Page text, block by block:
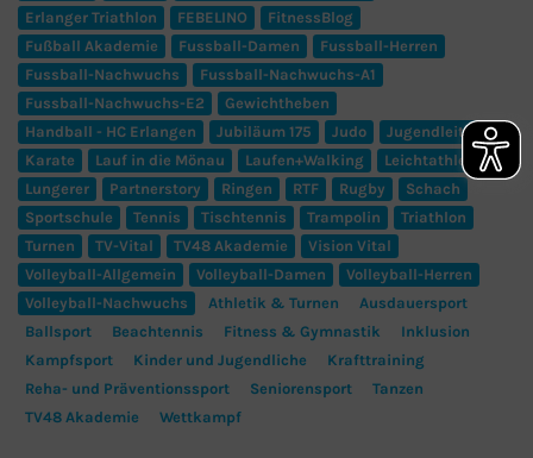
Erlanger Triathlon
FEBELINO
FitnessBlog
Fußball Akademie
Fussball-Damen
Fussball-Herren
Fussball-Nachwuchs
Fussball-Nachwuchs-A1
Fussball-Nachwuchs-E2
Gewichtheben
Handball - HC Erlangen
Jubiläum 175 Judo
Jugendleitung
Karate
Lauf in die Mönau Laufen+Walking
Leichtathletik
Lungerer
Partnerstory Ringen RTF Rugby
Schach
Sportschule
Tennis Tischtennis Trampolin
Triathlon
Turnen
TV-Vital TV48 Akademie
Vision Vital
Volleyball-Allgemein
Volleyball-Damen
Volleyball-Herren
Volleyball-Nachwuchs
Athletik & Turnen
Ausdauersport
Ballsport
Beachtennis Fitness & Gymnastik
Inklusion
Kampfsport
Kinder und Jugendliche
Krafttraining
Reha- und Präventionssport
Seniorensport
Tanzen
TV48 Akademie
Wettkampf